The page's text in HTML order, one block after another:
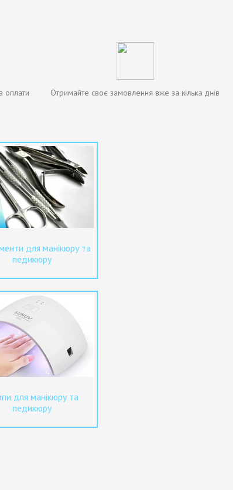
оплати Отримайте своє замовлення вже за кілька днів
для манікюру та
педикюру
для манікюру та
педикюру